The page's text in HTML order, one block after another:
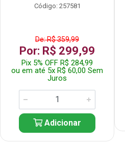
Código: 257581
De: R$ 359,99
Por: R$ 299,99
Pix 5% OFF R$ 284,99
ou em até 5x R$ 60,00 Sem
Juros
Adicionar